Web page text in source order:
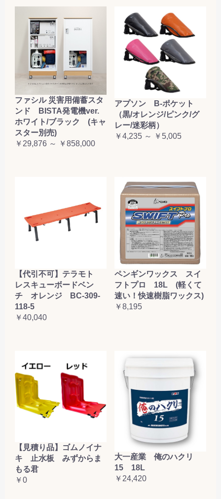
ファシル 災害用備蓄スタ
ンド BISTA発電機ver.
ホワイト/ブラック (キャ
スター別売)
￥29,876 ～ ￥858,000
アプソン B-ポケット
（黒/オレンジ/ピンク/グ
レー/迷彩柄）
￥4,235 ～ ￥5,005
【代引不可】テラモト
レスキューボードベン
チ オレンジ BC-309-
118-5
￥40,040
ペンギンワックス スイ
フトプロ 18L (軽くて
速い！快速樹脂ワックス)
￥8,195
【見積り品】ゴムノイナ
キ 止水板 みずからま
もる君
￥0
大一産業 俺のハクリ
15 18L
￥24,420